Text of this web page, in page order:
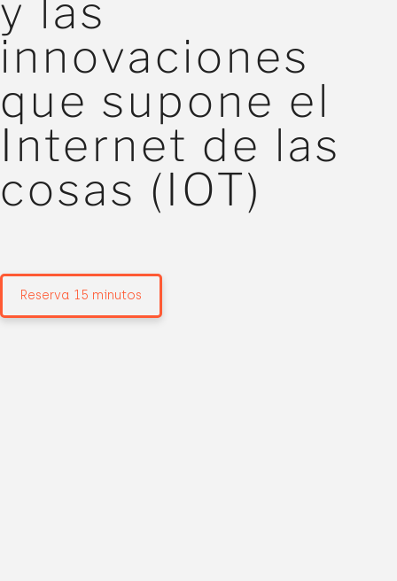
y las
innovaciones
que supone el
Internet de las
cosas (IOT)
Reserva 15 minutos